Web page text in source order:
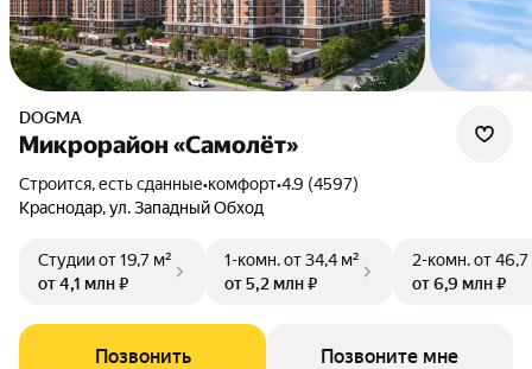
DOGMA
Микрорайон «Самолёт»
Строится, есть сданные•комфорт•4.9 (4597)
Краснодар, ул. Западный Обход
Студииот 19,7 м²
от 4,1 млн ₽
1-комн.от 34,4 м²
от 5,2 млн ₽
2-комн.от 46,7
от 6,9 млн ₽
Позвонить Позвоните мне